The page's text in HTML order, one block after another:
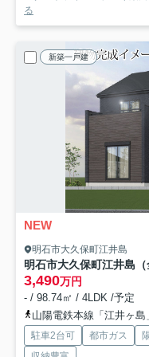
る
新築一戸建
NEW
明石市大久保町江井島
明石市大久保町江井島
3,490万円
- / 98.74㎡ / 4LDK /予定
山陽電鉄本線「江井ヶ
駐車2台可 都市ガス